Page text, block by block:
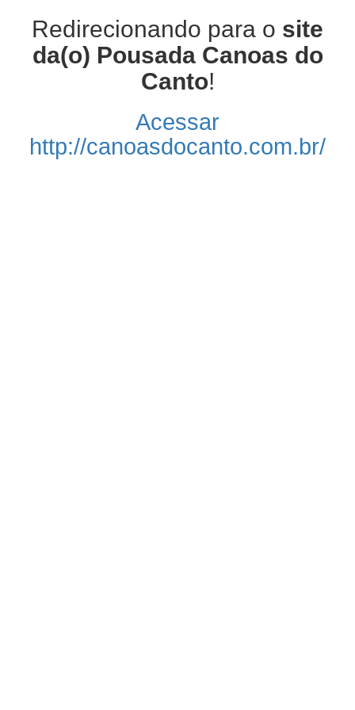
Redirecionando para o site
da(o) Pousada Canoas do
Canto!
Acessar
http://canoasdocanto.com.br/